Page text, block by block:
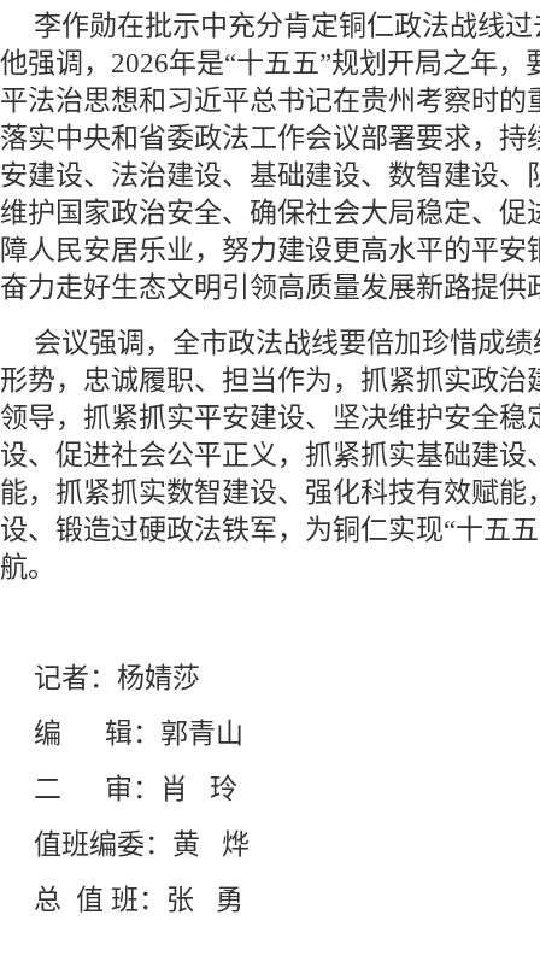
李作勋在批示中充分肯定铜仁政法战线
他强调，2026年是“十五五”规划开局之年
平法治思想和习近平总书记在贵州考察时的
落实中央和省委政法工作会议部署要求，持
安建设、法治建设、基础建设、数智建设、
维护国家政治安全、确保社会大局稳定、促
障人民安居乐业，努力建设更高水平的平安
奋力走好生态文明引领高质量发展新路提供
会议强调，全市政法战线要倍加珍惜成
形势，忠诚履职、担当作为，抓紧抓实政治
领导，抓紧抓实平安建设、坚决维护安全稳
设、促进社会公平正义，抓紧抓实基础建设
能，抓紧抓实数智建设、强化科技有效赋能
设、锻造过硬政法铁军，为铜仁实现“十五
航。
记者：杨婧莎
编 辑：郭青山
二 审：肖 玲
值班编委：黄 烨
总 值 班：张 勇